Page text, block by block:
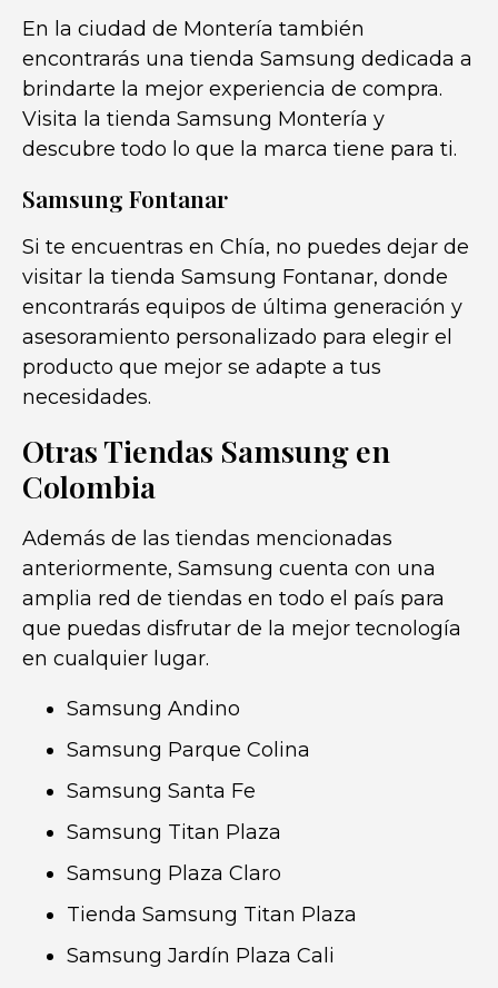
En la ciudad de Montería también
encontrarás una tienda Samsung dedicada a
brindarte la mejor experiencia de compra.
Visita la tienda Samsung Montería y
descubre todo lo que la marca tiene para ti.
Samsung Fontanar
Si te encuentras en Chía, no puedes dejar de
visitar la tienda Samsung Fontanar, donde
encontrarás equipos de última generación y
asesoramiento personalizado para elegir el
producto que mejor se adapte a tus
necesidades.
Otras Tiendas Samsung en
Colombia
Además de las tiendas mencionadas
anteriormente, Samsung cuenta con una
amplia red de tiendas en todo el país para
que puedas disfrutar de la mejor tecnología
en cualquier lugar.
Samsung Andino
Samsung Parque Colina
Samsung Santa Fe
Samsung Titan Plaza
Samsung Plaza Claro
Tienda Samsung Titan Plaza
Samsung Jardín Plaza Cali